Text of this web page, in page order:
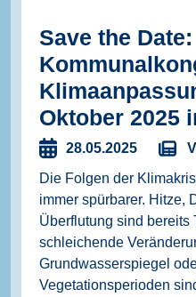
Save the Date:
Oktober 2025
28.05.2025
Die Folgen der
immer spürbarer. Hitze,
Überflutung sind bereits
schleichende
Grundwasserspiegel
Vegetationsperioden